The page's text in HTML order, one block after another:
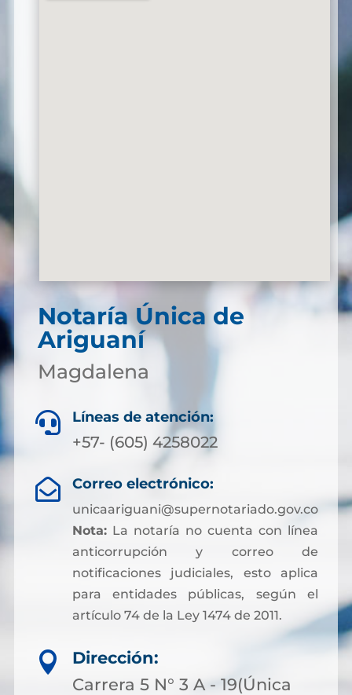
Notaría Única de
Ariguaní
Magdalena
 Líneas de atención:
+57- (605) 4258022
 Correo electrónico:
unicaariguani@supernotariado.gov.co
Nota:La notaría no cuenta con línea
anticorrupción y correo de
notificaciones judiciales, esto aplica
para entidades públicas, según el
artículo 74 de la Ley 1474 de 2011.

Dirección:
Carrera 5 N° 3 A - 19(Única